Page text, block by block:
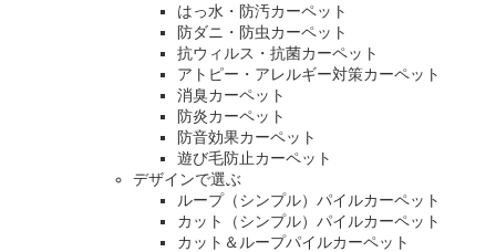
はっ水・防汚カーペット
防ダニ・防虫カーペット
抗ウィルス・抗菌カーペット
アトピー・アレルギー対策カーペット
消臭カーペット
防炎カーペット
防音効果カーペット
遊び毛防止カーペット
デザインで選ぶ
ループ（シンプル）パイルカーペット
カット（シンプル）パイルカーペット
カット＆ループパイルカーペット